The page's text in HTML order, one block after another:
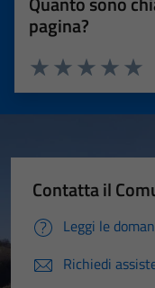
pagina?
Valuta 4
Valuta 3
Valuta 2 stelle
Valuta 1 stelle su 5
Contatta il
Leggi le
Richiedi